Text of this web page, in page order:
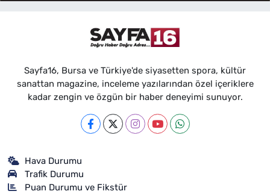
Sayfa16, Bursa ve Türkiye'de siyasetten spora, kültür
sanattan magazine, inceleme yazılarından özel içeriklere
kadar zengin ve özgün bir haber deneyimi sunuyor.
Hava Durumu
Trafik Durumu
Puan Durumu ve Fikstür